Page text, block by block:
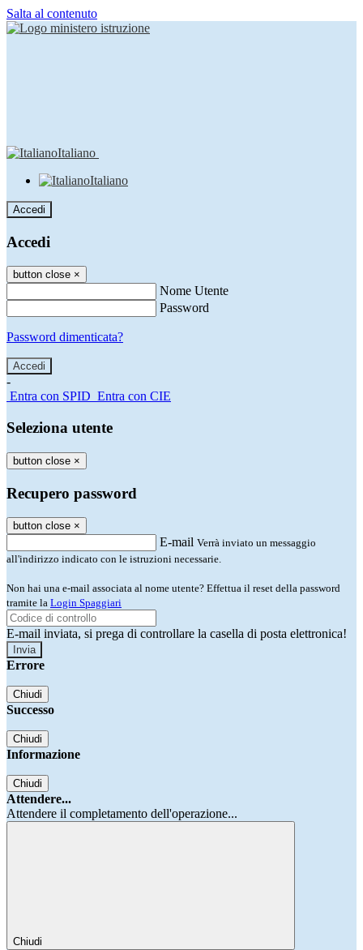
Salta al contenuto
Italiano
Italiano
Accedi
Accedi
button close ×
Nome Utente
Password
Password dimenticata?
-
Entra con SPID Entra con CIE
Seleziona utente
button close ×
Recupero password
button close ×
E-mail Verrà inviato un messaggio
all'indirizzo indicato con le istruzioni necessarie.
Non hai una e-mail associata al nome utente? Effettua il reset della password
tramite la Login Spaggiari
E-mail inviata, si prega di controllare la casella di posta elettronica!
Errore
Chiudi
Successo
Chiudi
Informazione
Chiudi
Attendere...
Attendere il completamento dell'operazione...
Chiudi